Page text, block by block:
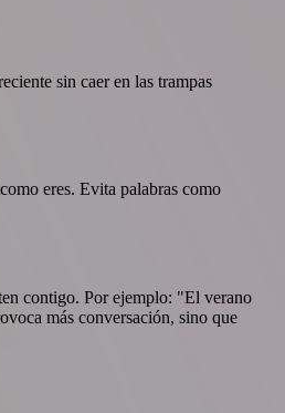
sin caer en las trampas
eres. Evita palabras como
contigo. Por ejemplo: "El verano
más conversación, sino que